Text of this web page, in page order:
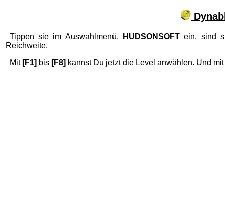
Tippen sie im Auswahlmenü, HUDSONSOFT ein, sind
Reichweite.
Mit [F1] bis [F8] kannst Du jetzt die Level anwählen. Und